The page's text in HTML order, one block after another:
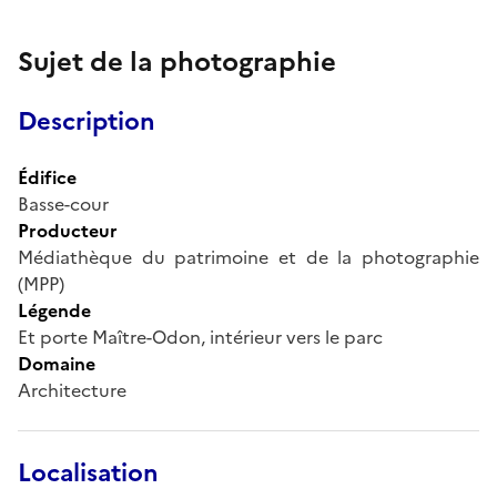
Sujet de la photographie
Description
Édifice
Basse-cour
Producteur
Médiathèque du patrimoine et de la photographie
(MPP)
Légende
Et porte Maître-Odon, intérieur vers le parc
Domaine
Architecture
Localisation